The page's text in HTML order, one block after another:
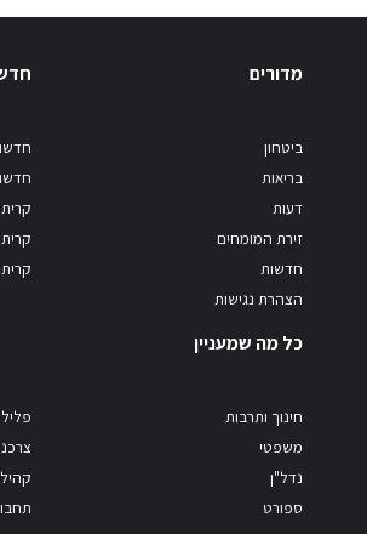
מדורים
ביטחון
בריאות
דעות
זירת המומחים
חדשות
הצהרת נגישות
כל מה שמעניין
חינוך ותרבות
משפטי
נדל"ן
ספורט